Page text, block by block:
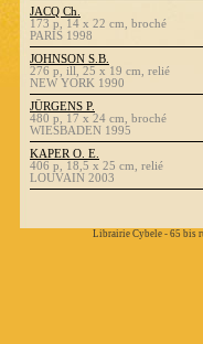
JACQ Ch.
173 p, 14 x 22 cm, broché
PARIS 1998
JOHNSON S.B.
276 p, ill, 25 x 19 cm, relié
NEW YORK 1990
JÜRGENS P.
480 p, 17 x 24 cm, broché
WIESBADEN 1995
KAPER O. E.
406 p, 18,5 x 25 cm, relié
LOUVAIN 2003
Librairie Cybele - 65 bis